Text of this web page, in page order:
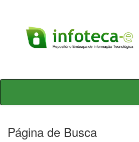
Skip
Página de Busca